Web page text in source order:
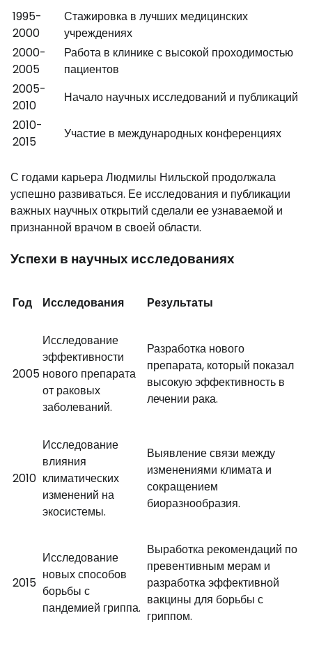
1995-
2000
Стажировка в лучших медицинских
учреждениях
2000-
2005
Работа в клинике с высокой проходимостью
пациентов
2005-
2010
Начало научных исследований и публикаций
2010-
2015
Участие в международных конференциях
С годами карьера Людмилы Нильской продолжала
успешно развиваться. Ее исследования и публикации
важных научных открытий сделали ее узнаваемой и
признанной врачом в своей области.
Успехи в научных исследованиях
Год Исследования Результаты
2005
Исследование
эффективности
нового препарата
от раковых
заболеваний.
Разработка нового
препарата, который показал
высокую эффективность в
лечении рака.
2010
Исследование
влияния
климатических
изменений на
экосистемы.
Выявление связи между
изменениями климата и
сокращением
биоразнообразия.
2015
Исследование
новых способов
борьбы с
пандемией гриппа.
Выработка рекомендаций по
превентивным мерам и
разработка эффективной
вакцины для борьбы с
гриппом.